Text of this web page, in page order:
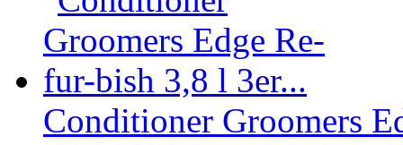
Conditioner Groomers